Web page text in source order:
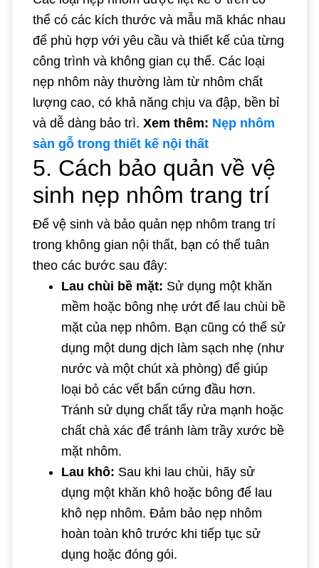
thể có các kích thước và mẫu mã khác nhau
để phù hợp với yêu cầu và thiết kế của từng
công trình và không gian cụ thể. Các loại
nẹp nhôm này thường làm từ nhôm chất
lượng cao, có khả năng chịu va đập, bền bỉ
và dễ dàng bảo trì. Xem thêm: Nẹp nhôm
sàn gỗ trong thiết kế nội thất
5. Cách bảo quản về vệ
sinh nẹp nhôm trang trí
Để vệ sinh và bảo quản nẹp nhôm trang trí
trong không gian nội thất, bạn có thể tuân
theo các bước sau đây:
Lau chùi bề mặt: Sử dụng một khăn
mềm hoặc bông nhẹ ướt để lau chùi bề
mặt của nẹp nhôm. Bạn cũng có thể sử
dụng một dung dịch làm sạch nhẹ (như
nước và một chút xà phòng) để giúp
loại bỏ các vết bẩn cứng đầu hơn.
Tránh sử dụng chất tẩy rửa mạnh hoặc
chất chà xác để tránh làm trầy xước bề
mặt nhôm.
Lau khô: Sau khi lau chùi, hãy sử
dụng một khăn khô hoặc bông để lau
khô nẹp nhôm. Đảm bảo nẹp nhôm
hoàn toàn khô trước khi tiếp tục sử
dụng hoặc đóng gói.